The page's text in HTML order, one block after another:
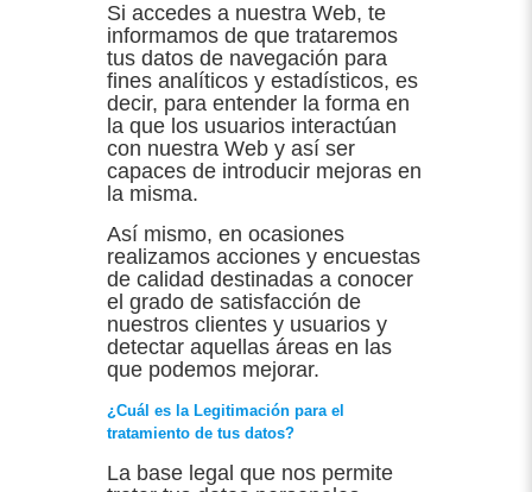
Si accedes a nuestra Web, te
informamos de que trataremos
tus datos de navegación para
fines analíticos y estadísticos, es
decir, para entender la forma en
la que los usuarios interactúan
con nuestra Web y así ser
capaces de introducir mejoras en
la misma.
Así mismo, en ocasiones
realizamos acciones y encuestas
de calidad destinadas a conocer
el grado de satisfacción de
nuestros clientes y usuarios y
detectar aquellas áreas en las
que podemos mejorar.
¿Cuál es la Legitimación para el
tratamiento de tus datos?
La base legal que nos permite